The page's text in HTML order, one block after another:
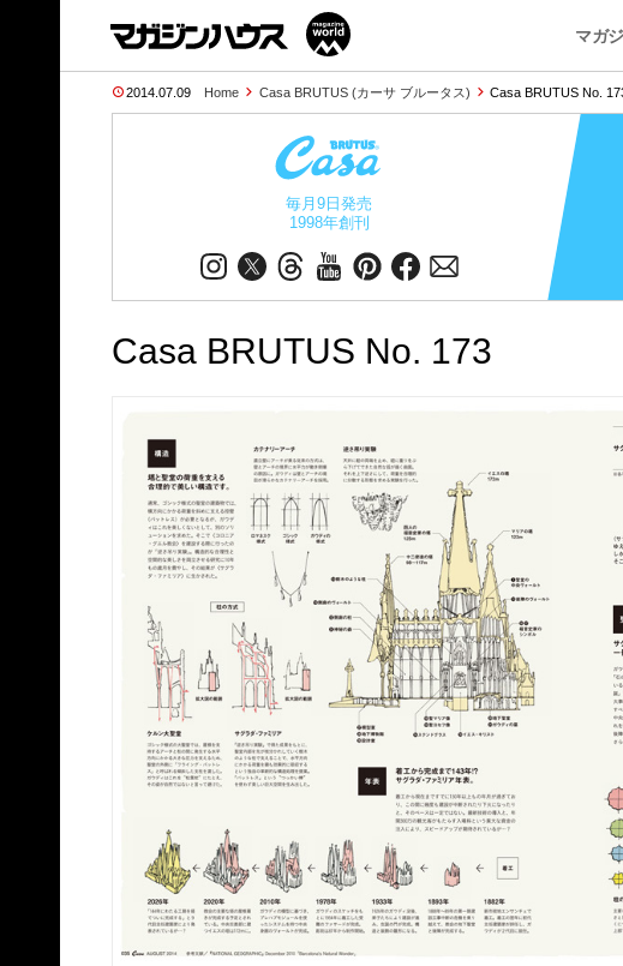
マガ
2014.07.09 Home Casa BRUTUS (カーサ ブルータス) Casa BRUTUS No.
毎月9日発売
1998年創刊
Casa BRUTUS No. 173